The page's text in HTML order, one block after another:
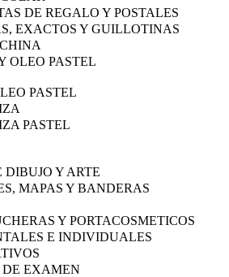
DE REGALO Y POSTALES
EXACTOS Y GUILLOTINAS
OLEO PASTEL
PASTEL
PASTEL
DIBUJO Y ARTE
MAPAS Y BANDERAS
Y PORTACOSMETICOS
E INDIVIDUALES
DE EXAMEN